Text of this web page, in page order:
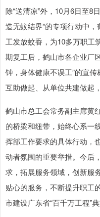
除“送清凉”外，10月6日至8
造无蚊结界”的专项行动中
工发放蚊香，为10多万职工
期复工后，鹤山市各企业厂
钟，身体健康不误工”的宣
互助做起、从单位共建做起
鹤山市总工会常务副主席黄
的桥梁和纽带，始终心系一
挥部工作要求的具体行动，
动者氛围的重要举措。今后
求，拓展服务领域，创新服
贴心的服务，不断提升职工
市建设广东省“百千万工程”